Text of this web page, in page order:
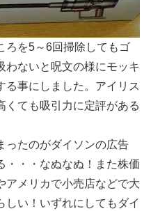
ろを5～6回掃除してもゴ
わないと呪文の様にモッキ
る事にしました。アイリス
くても吸引力に定評がある
ったのがダイソンの広告
・・・なぬなぬ！また株価
アメリカで小売店などで大
しい！いずれにしてもダイ